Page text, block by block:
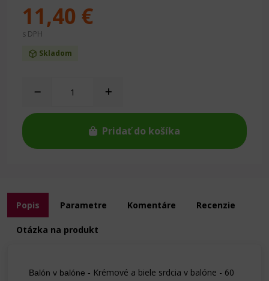
Skladom
11,40 €
s DPH
Pridať do košíka
Popis Parametre Komentáre Recenzie
Otázka na produkt
Balón v balóne - Krémové a biele srdcia v balóne - 60